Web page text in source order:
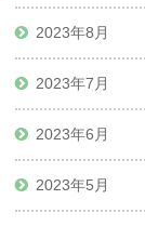
2023年8月
2023年7月
2023年6月
2023年5月